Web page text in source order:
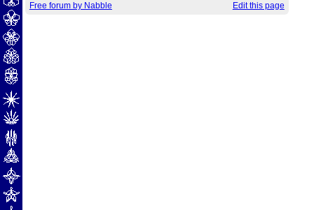
Free forum by Nabble Edit this page